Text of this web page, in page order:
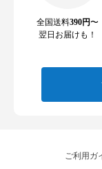
全国送料390円〜
翌日お届けも！
ご利用ガ